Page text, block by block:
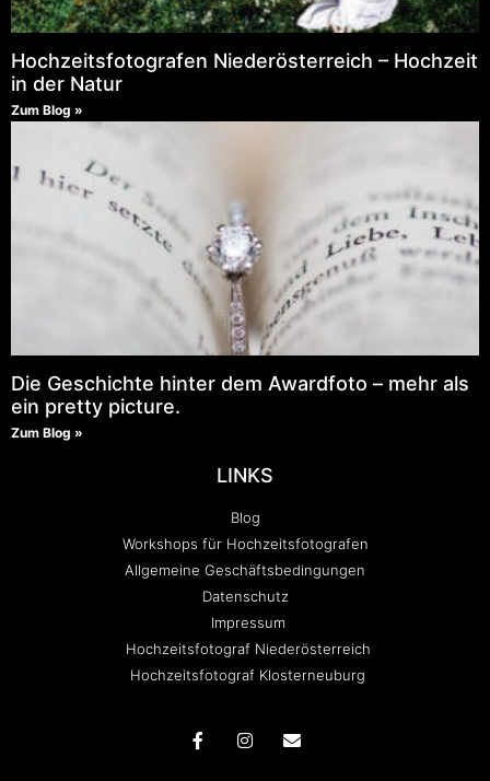
Hochzeitsfotografen Niederösterreich – Hochzeit
in der Natur
Zum Blog »
Die Geschichte hinter dem Awardfoto – mehr als
ein pretty picture.
Zum Blog »
LINKS
Blog
Workshops für Hochzeitsfotografen
Allgemeine Geschäftsbedingungen
Datenschutz
Impressum
Hochzeitsfotograf Niederösterreich
Hochzeitsfotograf Klosterneuburg